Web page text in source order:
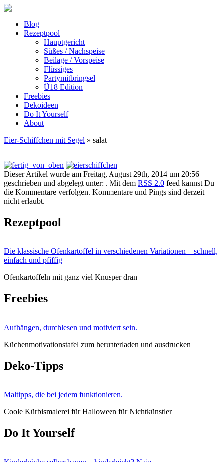
Blog
Rezeptpool
Hauptgericht
Süßes / Nachspeise
Beilage / Vorspeise
Flüssiges
Partymitbringsel
Ü18 Edition
Freebies
Dekoideen
Do It Yourself
About
Eier-Schiffchen mit Segel » salat
Dieser Artikel wurde am Freitag, August 29th, 2014 um 20:56
geschrieben und abgelegt unter: . Mit dem RSS 2.0 feed kannst Du
die Kommentare verfolgen. Kommentare und Pings sind derzeit
nicht erlaubt.
Rezeptpool
Die klassische Ofenkartoffel in verschiedenen Variationen – schnell,
einfach und pfiffig
Ofenkartoffeln mit ganz viel Knusper dran
Freebies
Aufhängen, durchlesen und motiviert sein.
Küchenmotivationstafel zum herunterladen und ausdrucken
Deko-Tipps
Maltipps, die bei jedem funktionieren.
Coole Kürbismalerei für Halloween für Nichtkünstler
Do It Yourself